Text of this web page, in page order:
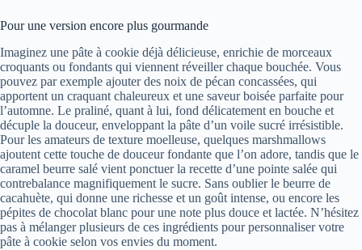
Pour une version encore plus gourmande
Imaginez une pâte à cookie déjà délicieuse, enrichie de morceaux
croquants ou fondants qui viennent réveiller chaque bouchée. Vous
pouvez par exemple ajouter des noix de pécan concassées, qui
apportent un craquant chaleureux et une saveur boisée parfaite pour
l’automne. Le praliné, quant à lui, fond délicatement en bouche et
décuple la douceur, enveloppant la pâte d’un voile sucré irrésistible.
Pour les amateurs de texture moelleuse, quelques marshmallows
ajoutent cette touche de douceur fondante que l’on adore, tandis que le
caramel beurre salé vient ponctuer la recette d’une pointe salée qui
contrebalance magnifiquement le sucre. Sans oublier le beurre de
cacahuète, qui donne une richesse et un goût intense, ou encore les
pépites de chocolat blanc pour une note plus douce et lactée. N’hésitez
pas à mélanger plusieurs de ces ingrédients pour personnaliser votre
pâte à cookie selon vos envies du moment.